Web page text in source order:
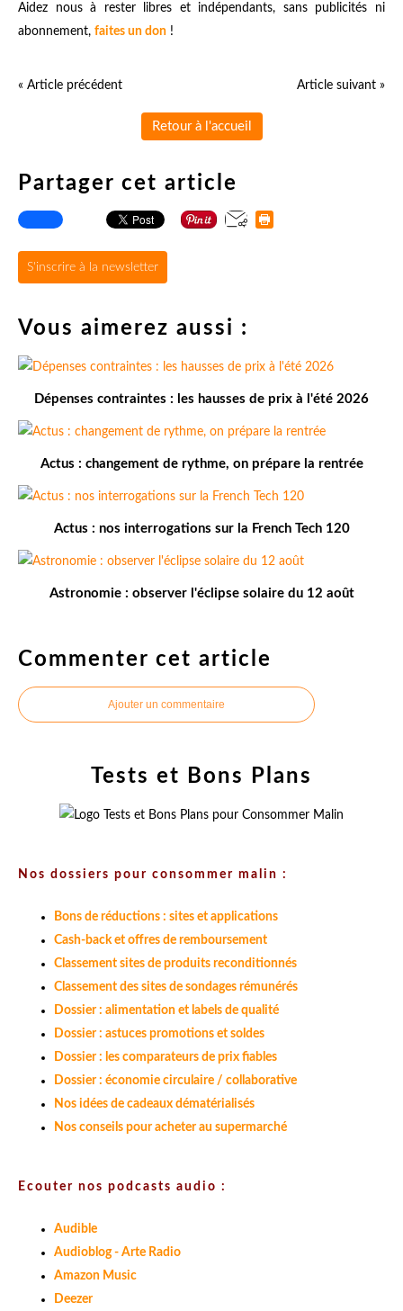
Aidez nous à rester libres et indépendants, sans publicités ni
abonnement, faites un don !
« Article précédent Article suivant »
Retour à l'accueil
Partager cet article
S'inscrire à la newsletter
Vous aimerez aussi :
Dépenses contraintes : les hausses de prix à l'été 2026
Actus : changement de rythme, on prépare la rentrée
Actus : nos interrogations sur la French Tech 120
Astronomie : observer l'éclipse solaire du 12 août
Commenter cet article
Ajouter un commentaire
Tests et Bons Plans
Nos dossiers pour consommer malin :
Bons de réductions : sites et applications
Cash-back et offres de remboursement
Classement sites de produits reconditionnés
Classement des sites de sondages rémunérés
Dossier : alimentation et labels de qualité
Dossier : astuces promotions et soldes
Dossier : les comparateurs de prix fiables
Dossier : économie circulaire / collaborative
Nos idées de cadeaux dématérialisés
Nos conseils pour acheter au supermarché
Ecouter nos podcasts audio :
Audible
Audioblog - Arte Radio
Amazon Music
Deezer